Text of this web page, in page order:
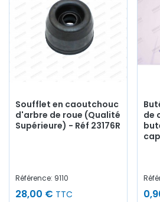
Soufflet en caoutchouc
d'arbre de roue (Qualité
Supérieure) - Réf 23176R
Référence: 9110
28,00 € TTC
de